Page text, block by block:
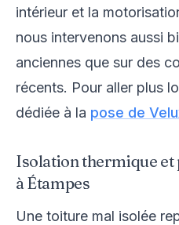
intérieur et la
nous intervenons aussi
anciennes que sur des
récents. Pour aller plus
dédiée à la pose de
Isolation thermique et
à Étampes
Une toiture mal isolée